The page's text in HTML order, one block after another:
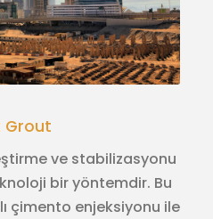
Grout
ve stabilizasyonu
bir yöntemdir. Bu
çimento enjeksiyonu ile